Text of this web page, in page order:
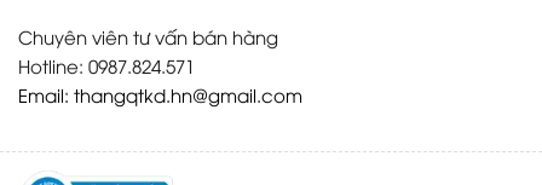
Chuyên viên tư vấn bán hàng
Hotline: 0987.824.571
Email: thangqtkd.hn@gmail.com